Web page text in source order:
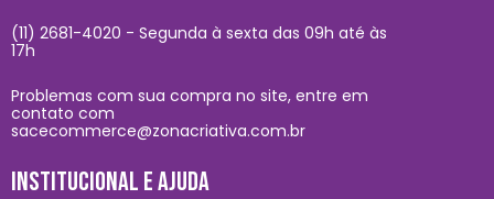
(11) 2681-4020 - Segunda à sexta das 09h até às
17h
Problemas com sua compra no site, entre em
contato com
sacecommerce@zonacriativa.com.br
INSTITUCIONAL E AJUDA